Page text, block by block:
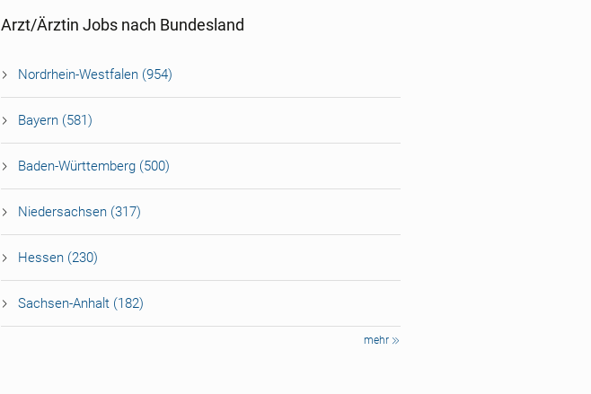
Arzt/Ärztin Jobs nach Bundesland
Nordrhein-Westfalen (954)
Bayern (581)
Baden-Württemberg (500)
Niedersachsen (317)
Hessen (230)
Sachsen-Anhalt (182)
mehr